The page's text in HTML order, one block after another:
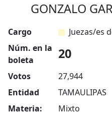
GONZALO
Cargo
Juezas/es
Núm. en la
boleta
20
Votos
27,944
Entidad
TAMAULIPAS
Materia:
Mixto